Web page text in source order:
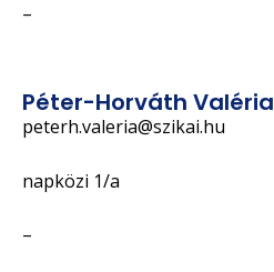
–
Péter-Horváth Valéria
peterh.valeria@szikai.hu
napközi 1/a
–